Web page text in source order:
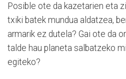
Posible ote da kazetarien eta
txiki batek mundua aldatzea,
armarik ez dutela? Gai ote da
talde hau planeta salbatzeko
egiteko?